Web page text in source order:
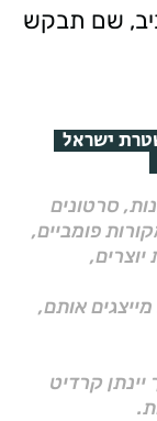
שם תבקש
ישראל
סרטונים
פומביים,
זכויות יוצרים,
אותם,
קרדיט